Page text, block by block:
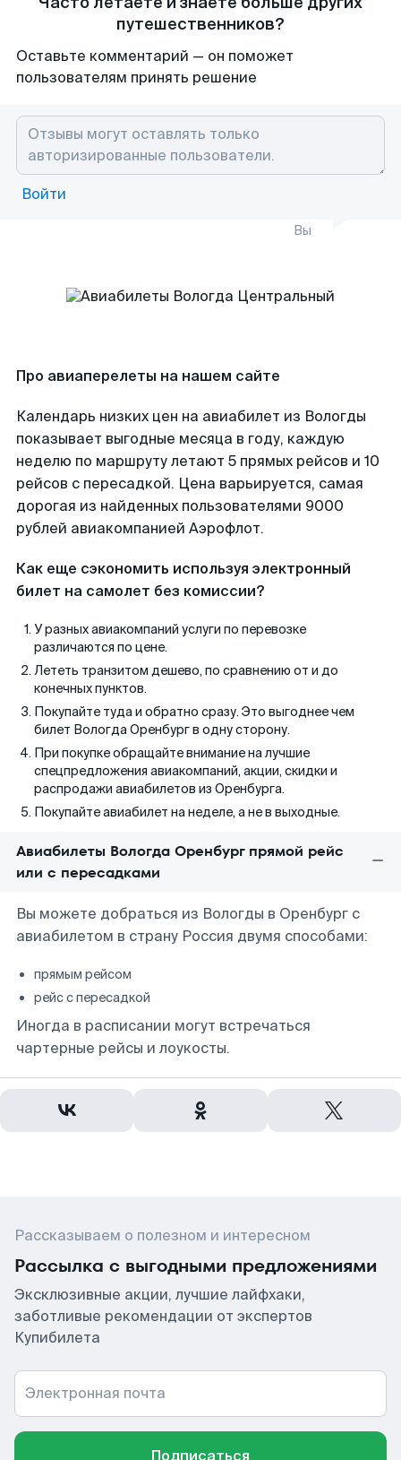
путешественников?
Оставьте комментарий — он поможет
пользователям принять решение
Войти
Вы
Про авиаперелеты на нашем сайте
Календарь низких цен на авиабилет из Вологды
показывает выгодные месяца в году, каждую
неделю по маршруту летают 5 прямых рейсов и 10
рейсов с пересадкой. Цена варьируется, самая
дорогая из найденных пользователями 9000
рублей авиакомпанией Аэрофлот.
Как еще сэкономить используя электронный
билет на самолет без комиссии?
У разных авиакомпаний услуги по перевозке
различаются по цене.
Лететь транзитом дешево, по сравнению от и до
конечных пунктов.
Покупайте туда и обратно сразу. Это выгоднее чем
билет Вологда Оренбург в одну сторону.
При покупке обращайте внимание на лучшие
спецпредложения авиакомпаний, акции, скидки и
распродажи авиабилетов из Оренбурга.
Покупайте авиабилет на неделе, а не в выходные.
Авиабилеты Вологда Оренбург прямой рейс
или с пересадками
Вы можете добраться из Вологды в Оренбург с
авиабилетом в страну Россия двумя способами:
прямым рейсом
рейс с пересадкой
Иногда в расписании могут встречаться
чартерные рейсы и лоукосты.
Рассказываем о полезном и интересном
Рассылка с выгодными предложениями
Эксклюзивные акции, лучшие лайфхаки,
заботливые рекомендации от экспертов
Купибилета
Электронная почта
Подписаться